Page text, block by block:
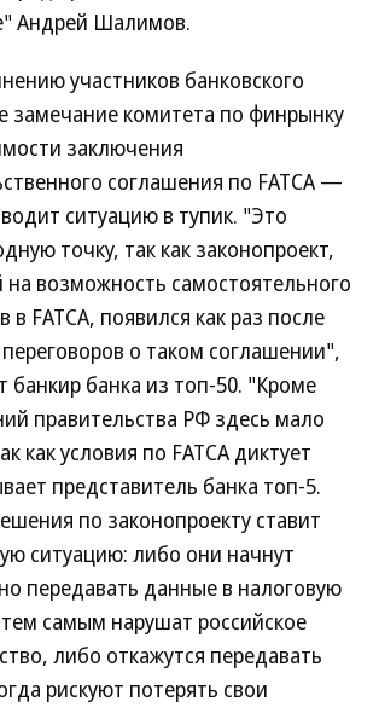
Андрей Шалимов.
участников банковского
замечание комитета по финрынку
заключения
соглашения по FATCA —
ситуацию в тупик. "Это
точку, так как законопроект,
возможность самостоятельного
в FATCA, появился как раз после
о таком соглашении",
банка из топ-50. "Кроме
правительства РФ здесь мало
как условия по FATCA диктует
представитель банка топ-5.
по законопроекту ставит
ситуацию: либо они начнут
передавать данные в налоговую
самым нарушат российское
либо откажутся передавать
рискуют потерять свои